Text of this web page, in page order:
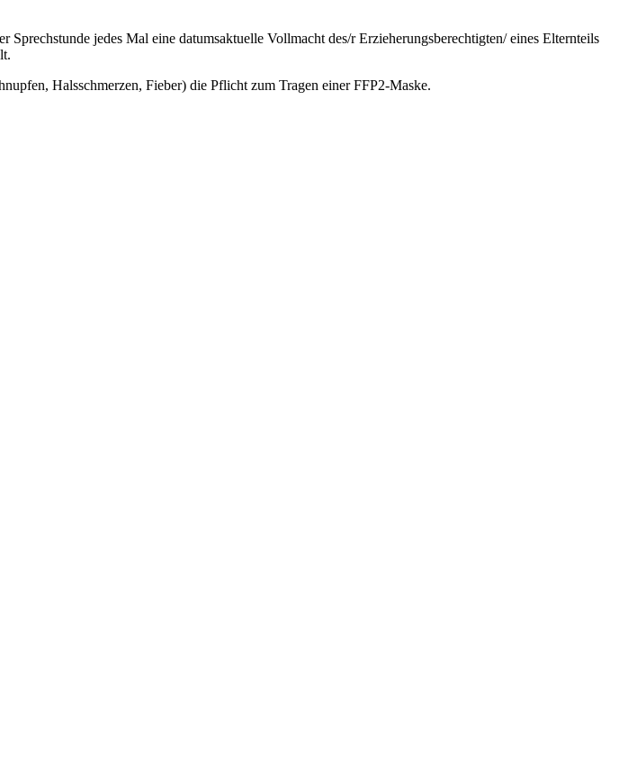
jedes Mal eine datumsaktuelle Vollmacht des/r Erzieherungsberechtigten/ eines Elternteils
Halsschmerzen, Fieber) die Pflicht zum Tragen einer FFP2-Maske.